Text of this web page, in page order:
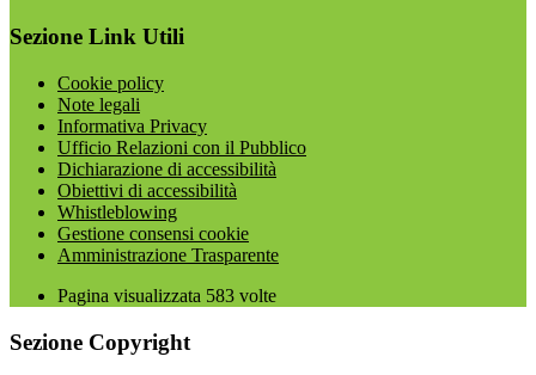
Sezione Link Utili
Cookie policy
Note legali
Informativa Privacy
Ufficio Relazioni con il Pubblico
Dichiarazione di accessibilità
Obiettivi di accessibilità
Whistleblowing
Gestione consensi cookie
Amministrazione Trasparente
Pagina visualizzata 583 volte
Sezione Copyright